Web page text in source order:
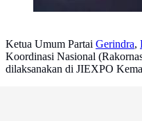
Ketua Umum Partai Gerindra,
Koordinasi Nasional
dilaksanakan di JIEXPO